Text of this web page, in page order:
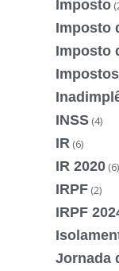
Imposto
Imposto
Imposto
Impostos
INSS (4)
IR (6)
IR 2020 (6)
IRPF (2)
IRPF
Jornada